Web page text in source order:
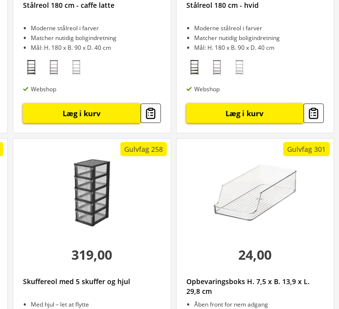
Stålreol 180 cm - caffe latte
Moderne stålreol i farver
Matcher nutidig boligindretning
Mål: H. 180 x B. 90 x D. 40 cm
Webshop
Læg i kurv
Stålreol 180 cm - hvid
Moderne stålreol i farver
Matcher nutidig boligindretning
Mål: H. 180 x B. 90 x D. 40 cm
Webshop
Læg i kurv
Gulvfag 258
319,00
Skuffereol med 5 skuffer og hjul
Med hjul – let at flytte
Gulvfag 301
24,00
Opbevaringsboks H. 7,5 x B. 13,9 x L.
29,8 cm
Åben front for nem adgang